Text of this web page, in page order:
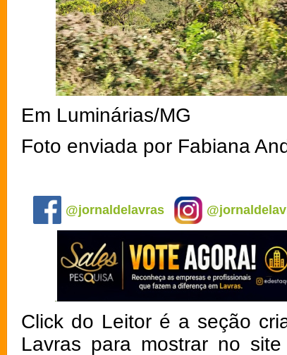
Em Luminárias/MG
Foto enviada por Fabiana
@jornaldelavras
Click do Leitor é a seção
Lavras para mostrar no